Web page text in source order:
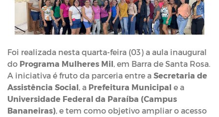
Foi realizada nesta quarta-feira (03) a aula inaugural
do Programa Mulheres Mil, em Barra de Santa Rosa.
A iniciativa é fruto da parceria entre a Secretaria de
Assistência Social, a Prefeitura Municipal e a
Universidade Federal da Paraíba (Campus
Bananeiras), e tem como objetivo ampliar o acesso